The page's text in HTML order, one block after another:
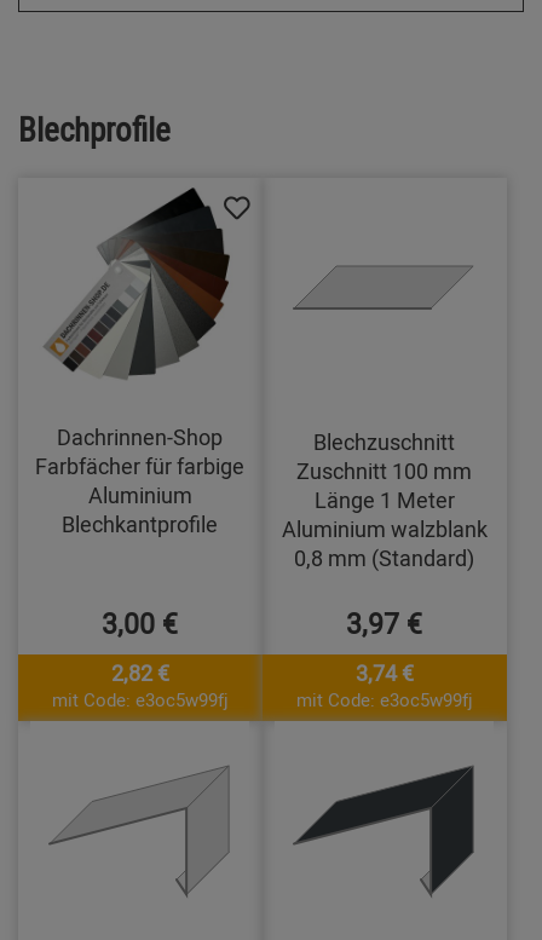
Blechprofile
Dachrinnen-Shop
Farbfächer für farbige
Aluminium
Blechkantprofile
3,00 €
2,82 €
mit Code: e3oc5w99fj
Blechzuschnitt
Zuschnitt 100 mm
Länge 1 Meter
Aluminium walzblank
0,8 mm (Standard)
3,97 €
3,74 €
mit Code: e3oc5w99fj